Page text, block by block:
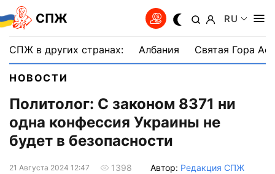
СПЖ RU
СПЖ в других странах: Албания Святая Гора
НОВОСТИ
Политолог: С законом 8371 ни
одна конфессия Украины не
будет в безопасности
21 Августа 2024 12:47 1398 Автор: Редакция СПЖ